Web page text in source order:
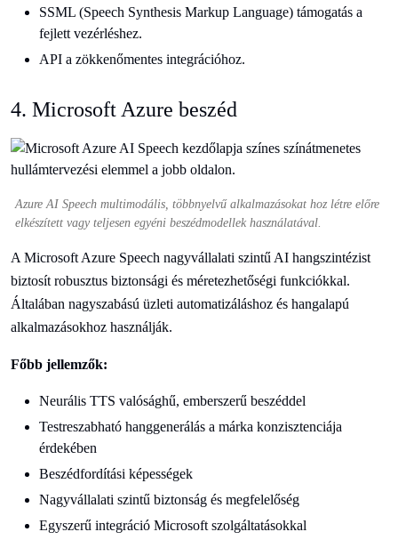
SSML (Speech Synthesis Markup Language) támogatás a
fejlett vezérléshez.
API a zökkenőmentes integrációhoz.
4. Microsoft Azure beszéd
Azure AI Speech multimodális, többnyelvű alkalmazásokat hoz létre előre
elkészített vagy teljesen egyéni beszédmodellek használatával.
A Microsoft Azure Speech nagyvállalati szintű AI hangszintézist
biztosít robusztus biztonsági és méretezhetőségi funkciókkal.
Általában nagyszabású üzleti automatizáláshoz és hangalapú
alkalmazásokhoz használják.
Főbb jellemzők:
Neurális TTS valósághű, emberszerű beszéddel
Testreszabható hanggenerálás a márka konzisztenciája
érdekében
Beszédfordítási képességek
Nagyvállalati szintű biztonság és megfelelőség
Egyszerű integráció Microsoft szolgáltatásokkal